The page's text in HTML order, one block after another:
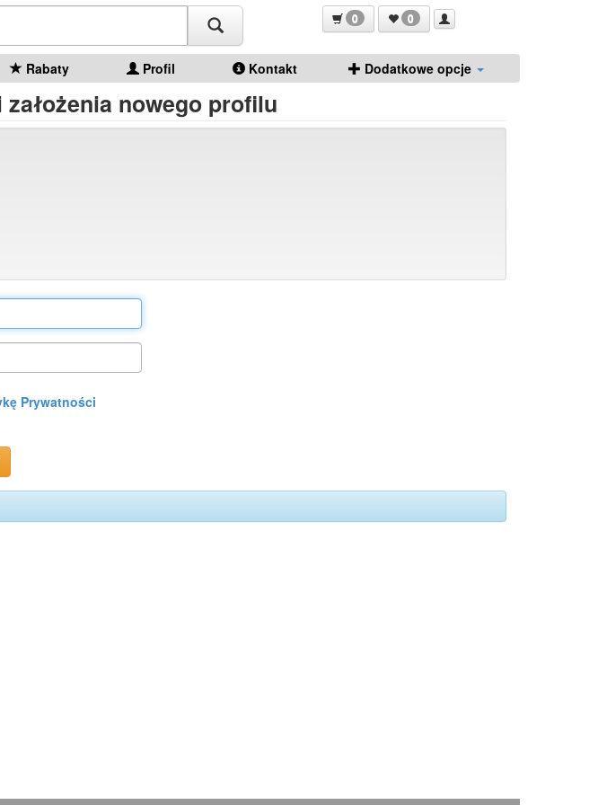
0 0
Rabaty Profil Kontakt Dodatkowe opcje
nowego profilu
Prywatności